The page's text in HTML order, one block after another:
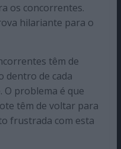
os concorrentes.
hilariante para o
têm de
dentro de cada
O problema é que
têm de voltar para
frustrada com esta